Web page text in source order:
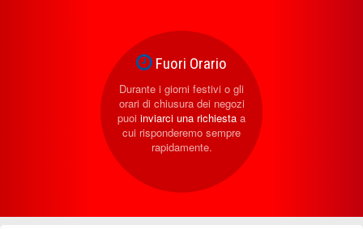
Fuori Orario
Durante i giorni festivi o gli
orari di chiusura dei negozi
puoi inviarci una richiesta a
cui risponderemo sempre
rapidamente.